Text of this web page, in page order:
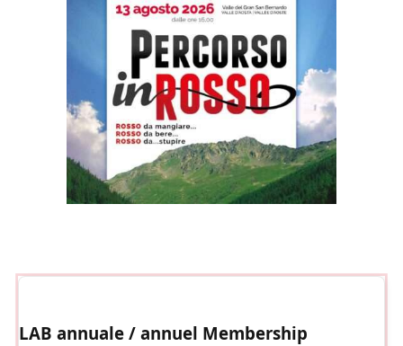
LAB annuale / annuel Membership